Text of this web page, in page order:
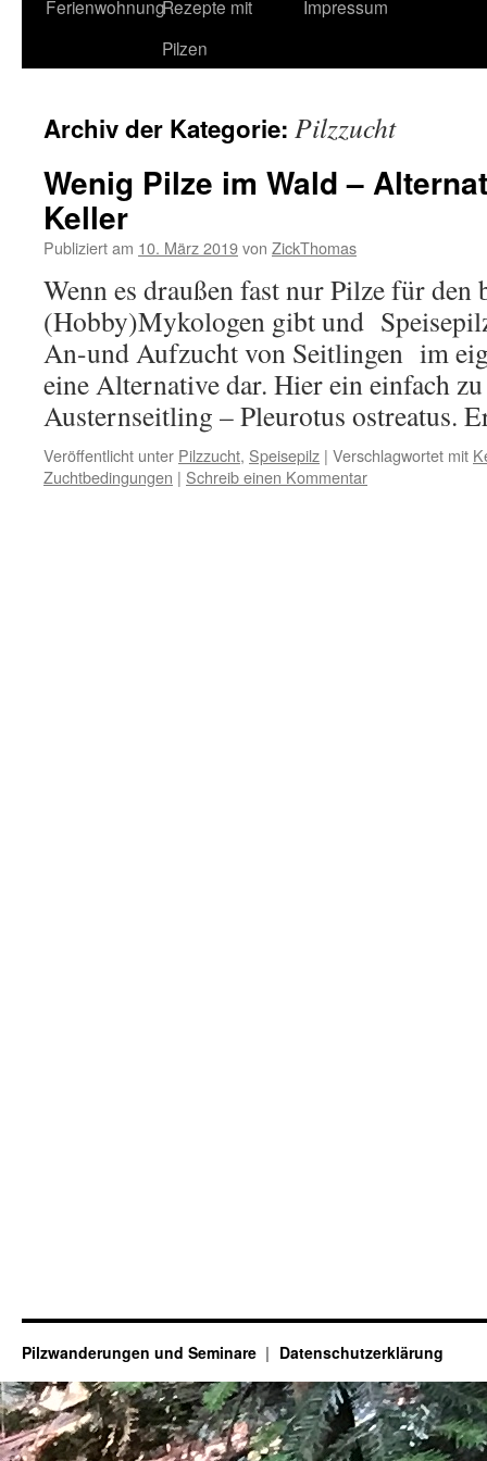
FerienwohnungRezepte mit
Pilzen
Impressum
Archiv der Kategorie: Pilzzucht
Wenig Pilze im Wald –
Keller
Publiziert am 10. März 2019von ZickThomas
Wenn es draußen fast nur Pilze für den
(Hobby)Mykologen gibt und
An-und Aufzucht von Seitlingen im
eine Alternative dar. Hier ein einfach
Austernseitling – Pleurotus ostreatus.
Veröffentlicht unter Pilzzucht, Speisepilz | Verschlagwortet mit
Zuchtbedingungen | Schreib einen Kommentar
Pilzwanderungen und Seminare Datenschutzerklärung